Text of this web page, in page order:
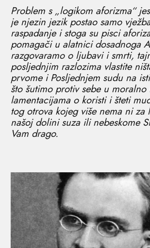
Problem s „logikom aforizma“
je njezin jezik postao samo
raspadanje i stoga su pisci
pomagači u alatnici dosadnoga
razgovaramo o ljubavi i smrti,
posljednjim razlozima vlastite
prvome i Posljednjem sudu na
što šutimo protiv sebe u moralno
lamentacijama o koristi i šteti
tog otrova kojeg više nema ni za
našoj dolini suza ili nebeskome
Vam drago.